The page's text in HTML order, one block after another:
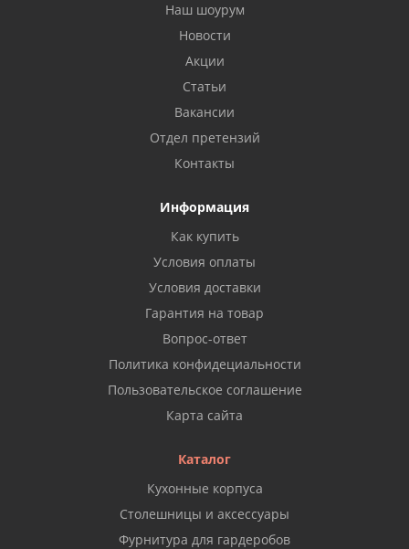
Наш шоурум
Новости
Акции
Статьи
Вакансии
Отдел претензий
Контакты
Информация
Как купить
Условия оплаты
Условия доставки
Гарантия на товар
Вопрос-ответ
Политика конфидециальности
Пользовательское соглашение
Карта сайта
Каталог
Кухонные корпуса
Столешницы и аксессуары
Фурнитура для гардеробов